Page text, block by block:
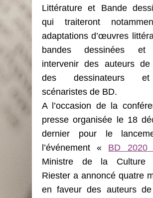
Littérature et Bande
qui traiteront
adaptations d’œuvres
bandes dessinées et
intervenir des auteurs de
des dessinateurs
scénaristes de BD.
A l’occasion de la
presse organisée le 18
dernier pour le
l’événement « BD 2020
Ministre de la Culture
Riester a annoncé quatre
en faveur des auteurs